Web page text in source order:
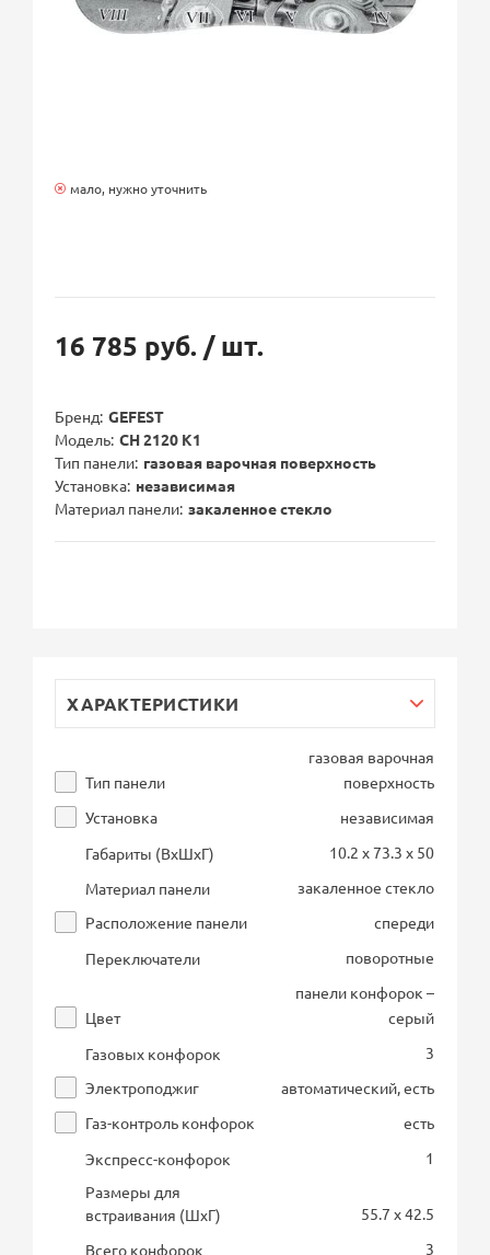
мало, нужно уточнить
16 785 руб. / шт.
Бренд GEFEST
Модель СН 2120 К1
Тип панели газовая варочная поверхность
Установка независимая
Материал панели закаленное стекло
ХАРАКТЕРИСТИКИ
Тип панели
газовая варочная
поверхность
Установка
независимая
Габариты (ВхШхГ)
10.2 x 73.3 x 50
Материал панели
закаленное стекло
Расположение панели
спереди
Переключатели
поворотные
Цвет
панели конфорок –
серый
Газовых конфорок
3
Электроподжиг
автоматический, есть
Газ-контроль конфорок
есть
Экспресс-конфорок
1
Размеры для
встраивания (ШхГ)
55.7 x 42.5
Всего конфорок
3